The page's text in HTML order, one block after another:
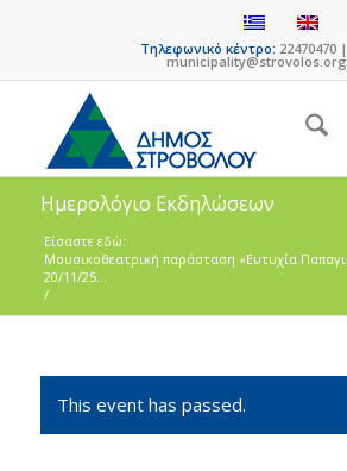
Τηλεφωνικό κέντρο:
Ημερολόγιο Εκδηλώσεων
Είσαστε εδώ:
Μουσικοθεατρική παράσταση «Ευτυχία
20/11/25...
/
This event has passed.